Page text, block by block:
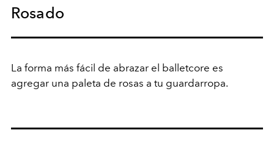
Rosado
La forma más fácil de abrazar el balletcore es
agregar una paleta de rosas a tu guardarropa.